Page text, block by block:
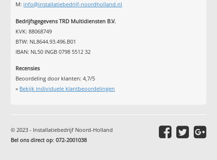
M: info@installatiebedrijf-noordholland.nl
Bedrijfsgegevens TRD Multidiensten B.V.
KVK: 88068749
BTW: NL8644.93.496.B01
IBAN: NL50 INGB 0798 5512 32
Recensies
Beoordeling door klanten:4,7/5
» Bekijk individuele klantbeoordelingen
© 2023 - Installatiebedrijf Noord-Holland
Bel ons direct op:072-2001038